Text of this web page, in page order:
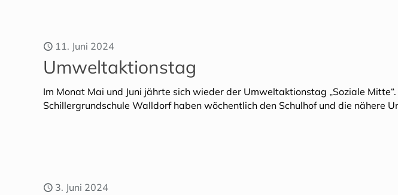
11. Juni 2024
Umweltaktionstag
Im Monat Mai und Juni jährte sich wieder der Umweltaktionstag „Soziale
Schillergrundschule Walldorf haben wöchentlich den Schulhof und die nähere
3. Juni 2024